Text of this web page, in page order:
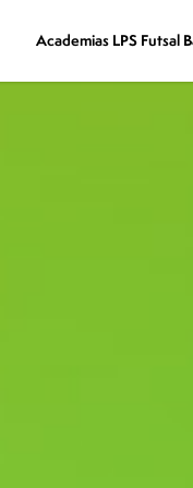
Academias LPS Futsal
Academias LPS Futsal